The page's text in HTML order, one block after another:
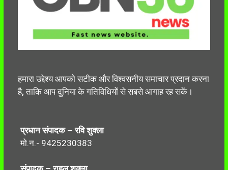
हमारा उद्देश्य आपको सटीक और विश्वसनीय समाचार प्रदान करना
है, ताकि आप दुनिया के गतिविधियों से सबसे आगाह रह सकें।
प्रधान संपादक – रवि शुक्ला
मो.न.- 9425230383